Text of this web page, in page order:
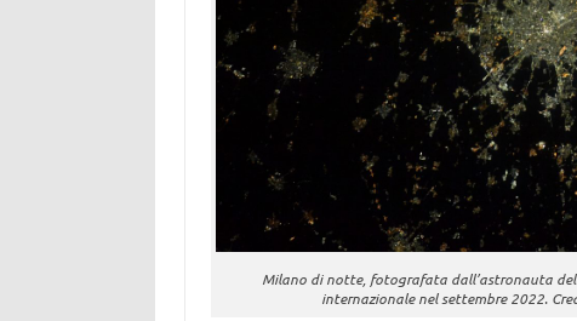
Milano di notte, fotografata dall’astronauta
internazionale nel settembre 2022.